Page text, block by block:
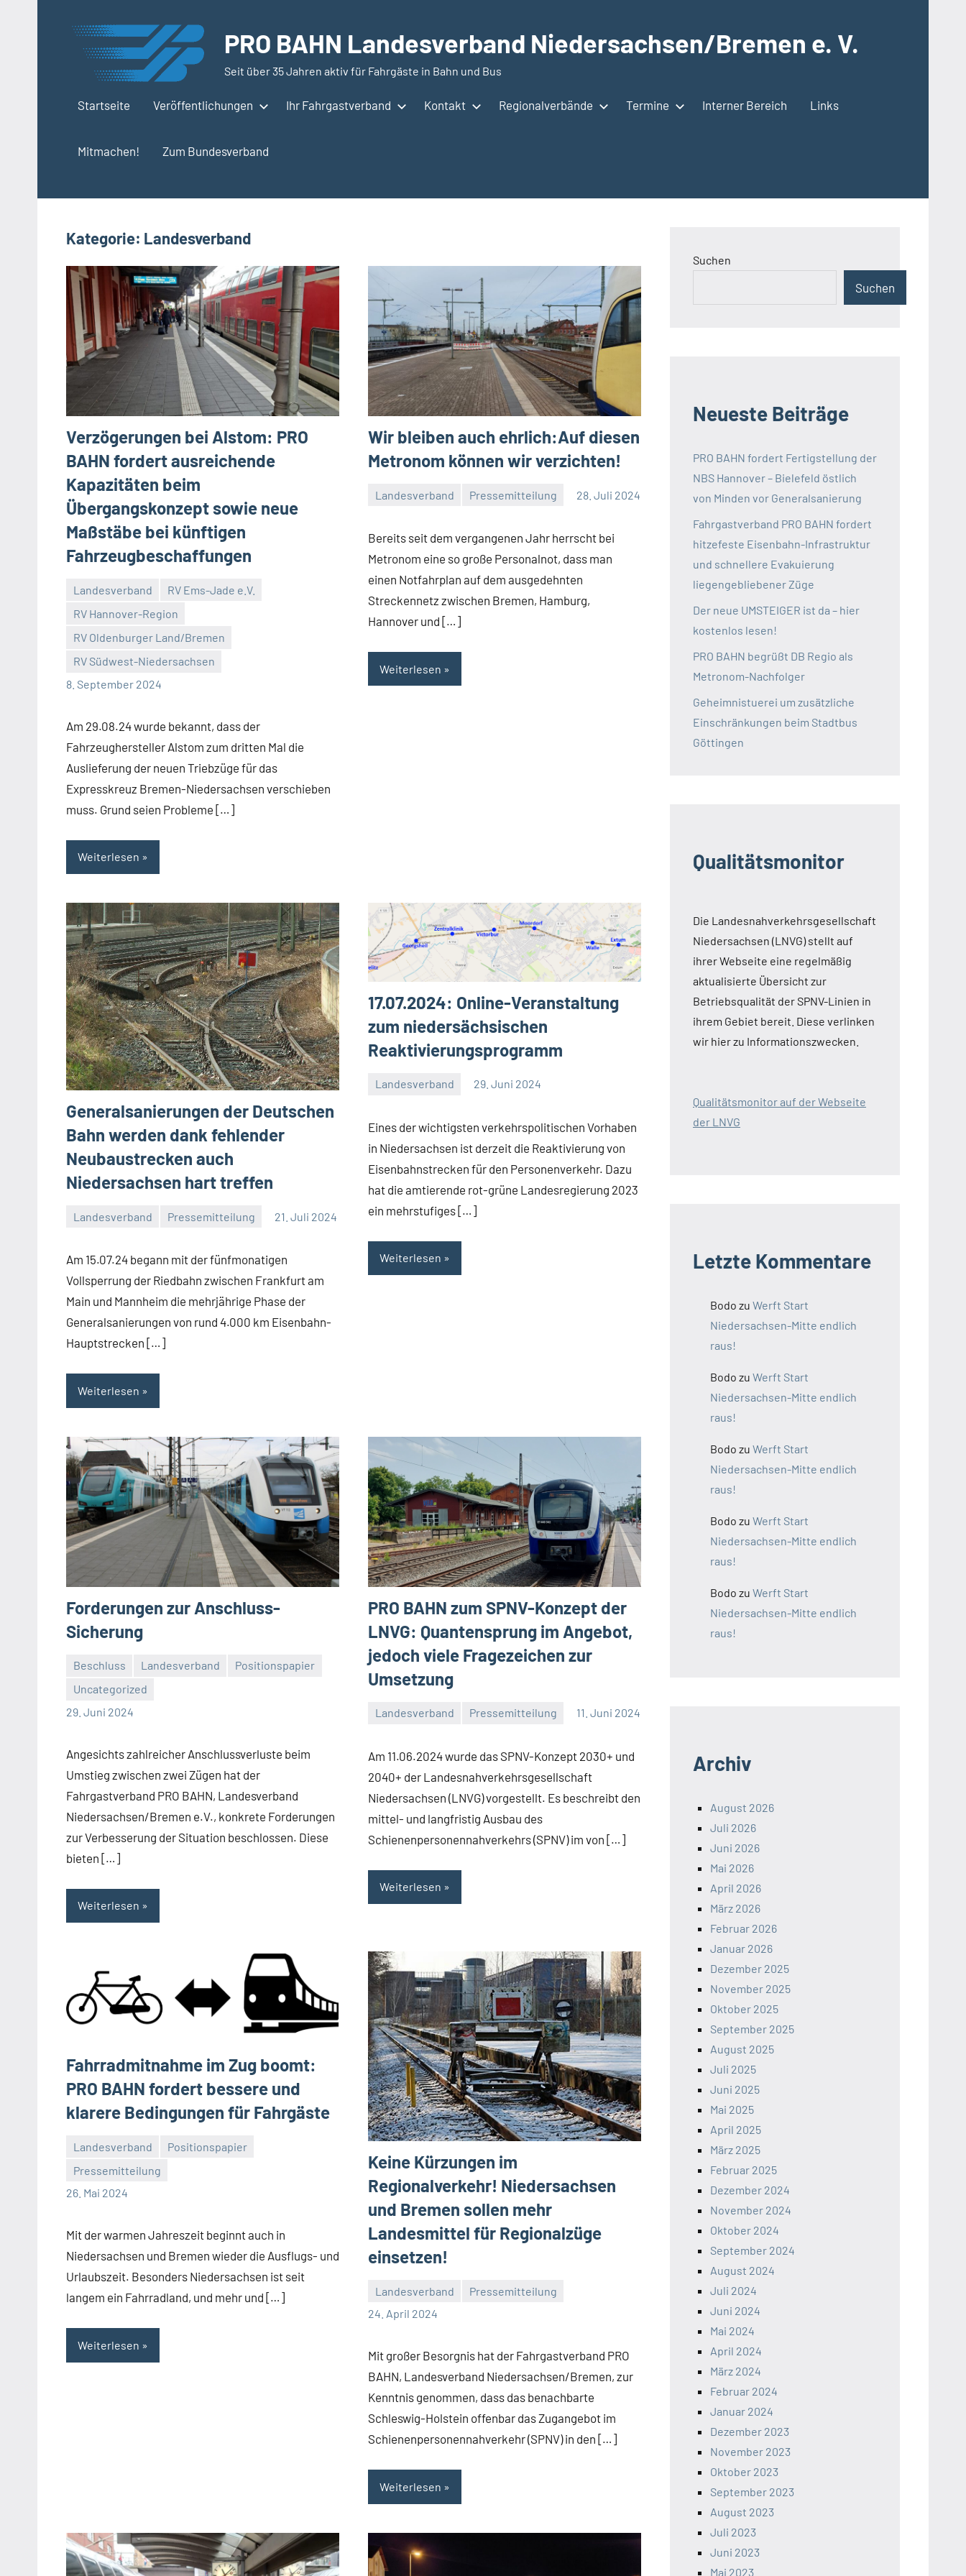
PRO BAHN Landesverband Niedersachsen/Bremen e. V.
Seit über 35 Jahren aktiv für Fahrgäste in Bahn und Bus
Startseite Veröffentlichungen Ihr Fahrgastverband Kontakt Regionalverbände Termine Interner Bereich Links
Mitmachen! Zum Bundesverband
Kategorie: Landesverband
Verzögerungen bei Alstom: PRO
BAHN fordert ausreichende
Kapazitäten beim
Übergangskonzept sowie neue
Maßstäbe bei künftigen
Fahrzeugbeschaffungen
Landesverband
RV Ems-Jade e.V.
RV Hannover-Region
RV Oldenburger Land/Bremen
RV Südwest-Niedersachsen
8. September 2024
Malte
Diehl
Kommentare
Am 29.08.24 wurde bekannt, dass der
Fahrzeughersteller Alstom zum dritten Mal die
Auslieferung der neuen Triebzüge für das
Expresskreuz Bremen-Niedersachsen verschieben
muss. Grund seien Probleme […]
Weiterlesen
Wir bleiben auch ehrlich:Auf diesen
Metronom können wir verzichten!
Landesverband Pressemitteilung 28. Juli 2024
Bereits seit dem vergangenen Jahr herrscht bei
Metronom eine so große Personalnot, dass man
einen Notfahrplan auf dem ausgedehnten
Streckennetz zwischen Bremen, Hamburg,
Hannover und […]
Weiterlesen
Generalsanierungen der Deutschen
Bahn werden dank fehlender
Neubaustrecken auch
Niedersachsen hart treffen
Landesverband Pressemitteilung 21. Juli 2024
Am 15.07.24 begann mit der fünfmonatigen
Vollsperrung der Riedbahn zwischen Frankfurt am
Main und Mannheim die mehrjährige Phase der
Generalsanierungen von rund 4.000 km Eisenbahn-
Hauptstrecken […]
Weiterlesen
17.07.2024: Online-Veranstaltung
zum niedersächsischen
Reaktivierungsprogramm
Landesverband 29. Juni 2024
Eines der wichtigsten verkehrspolitischen Vorhaben
in Niedersachsen ist derzeit die Reaktivierung von
Eisenbahnstrecken für den Personenverkehr. Dazu
hat die amtierende rot-grüne Landesregierung 2023
ein mehrstufiges […]
Weiterlesen
Forderungen zur Anschluss-
Sicherung
Beschluss Landesverband
Positionspapier
Uncategorized
29. Juni 2024
Malte
Diehl
Keine
Kommentare
Angesichts zahlreicher Anschlussverluste beim
Umstieg zwischen zwei Zügen hat der
Fahrgastverband PRO BAHN, Landesverband
Niedersachsen/Bremen e.V., konkrete Forderungen
zur Verbesserung der Situation beschlossen. Diese
bieten […]
Weiterlesen
PRO BAHN zum SPNV-Konzept der
LNVG: Quantensprung im Angebot,
jedoch viele Fragezeichen zur
Umsetzung
Landesverband Pressemitteilung 11. Juni 2024
Am 11.06.2024 wurde das SPNV-Konzept 2030+ und
2040+ der Landesnahverkehrsgesellschaft
Niedersachsen (LNVG) vorgestellt. Es beschreibt den
mittel- und langfristig Ausbau des
Schienenpersonennahverkehrs (SPNV) im von […]
Weiterlesen
Fahrradmitnahme im Zug boomt:
PRO BAHN fordert bessere und
klarere Bedingungen für Fahrgäste
Landesverband
Positionspapier
Pressemitteilung
26. Mai 2024
Malte
Diehl
10
Kommentare
Mit der warmen Jahreszeit beginnt auch in
Niedersachsen und Bremen wieder die Ausflugs- und
Urlaubszeit. Besonders Niedersachsen ist seit
langem ein Fahrradland, und mehr und […]
Weiterlesen
Keine Kürzungen im
Regionalverkehr! Niedersachsen
und Bremen sollen mehr
Landesmittel für Regionalzüge
einsetzen!
Landesverband
Pressemitteilung
24. April 2024
Malte
Ein
Mit großer Besorgnis hat der Fahrgastverband PRO
BAHN, Landesverband Niedersachsen/Bremen, zur
Kenntnis genommen, dass das benachbarte
Schleswig-Holstein offenbar das Zugangebot im
Schienenpersonennahverkehr (SPNV) in den […]
Weiterlesen
Suchen
Suchen
Neueste Beiträge
PRO BAHN fordert Fertigstellung der
NBS Hannover – Bielefeld östlich
von Minden vor Generalsanierung
Fahrgastverband PRO BAHN fordert
hitzefeste Eisenbahn-Infrastruktur
und schnellere Evakuierung
liegengebliebener Züge
Der neue UMSTEIGER ist da – hier
kostenlos lesen!
PRO BAHN begrüßt DB Regio als
Metronom-Nachfolger
Geheimnistuerei um zusätzliche
Einschränkungen beim Stadtbus
Göttingen
Qualitätsmonitor
Die Landesnahverkehrsgesellschaft
Niedersachsen (LNVG) stellt auf
ihrer Webseite eine regelmäßig
aktualisierte Übersicht zur
Betriebsqualität der SPNV-Linien in
ihrem Gebiet bereit. Diese verlinken
wir hier zu Informationszwecken.
Qualitätsmonitor auf der Webseite
der LNVG
Letzte Kommentare
Bodo zu Werft Start
Niedersachsen-Mitte endlich
raus!
Bodo zu Werft Start
Niedersachsen-Mitte endlich
raus!
Bodo zu Werft Start
Niedersachsen-Mitte endlich
raus!
Bodo zu Werft Start
Niedersachsen-Mitte endlich
raus!
Bodo zu Werft Start
Niedersachsen-Mitte endlich
raus!
Archiv
August 2026
Juli 2026
Juni 2026
Mai 2026
April 2026
März 2026
Februar 2026
Januar 2026
Dezember 2025
November 2025
Oktober 2025
September 2025
August 2025
Juli 2025
Juni 2025
Mai 2025
April 2025
März 2025
Februar 2025
Dezember 2024
November 2024
Oktober 2024
September 2024
August 2024
Juli 2024
Juni 2024
Mai 2024
April 2024
März 2024
Februar 2024
Januar 2024
Dezember 2023
November 2023
Oktober 2023
September 2023
August 2023
Juli 2023
Juni 2023
Mai 2023